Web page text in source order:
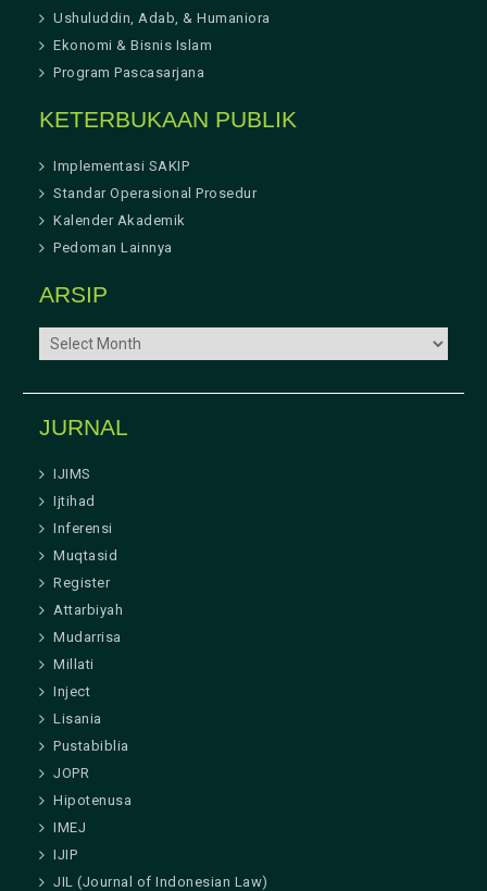
Ushuluddin, Adab, & Humaniora
Ekonomi & Bisnis Islam
Program Pascasarjana
KETERBUKAAN PUBLIK
Implementasi SAKIP
Standar Operasional Prosedur
Kalender Akademik
Pedoman Lainnya
ARSIP
ARSIP
JURNAL
IJIMS
Ijtihad
Inferensi
Muqtasid
Register
Attarbiyah
Mudarrisa
Millati
Inject
Lisania
Pustabiblia
JOPR
Hipotenusa
IMEJ
IJIP
JIL (Journal of Indonesian Law)